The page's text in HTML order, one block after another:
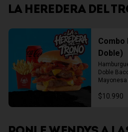
LA HEREDERA DEL
Combo
Doble)
Doble
$10.990